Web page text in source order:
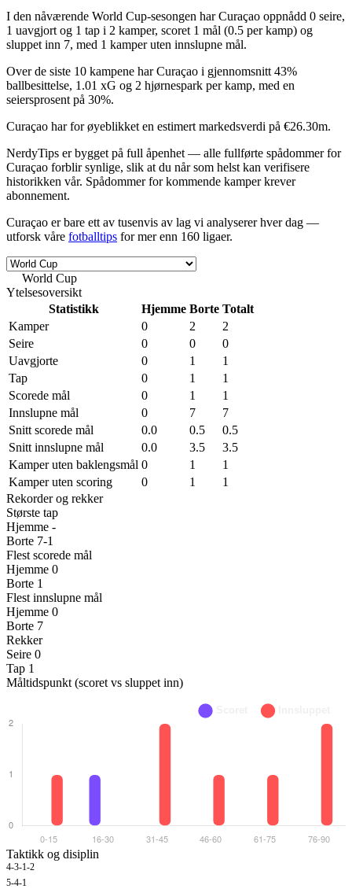
I den nåværende World Cup-sesongen har Curaçao oppnådd 0 seire,
1 uavgjort og 1 tap i 2 kamper, scoret 1 mål (0.5 per kamp) og
sluppet inn 7, med 1 kamper uten innslupne mål.
Over de siste 10 kampene har Curaçao i gjennomsnitt 43%
ballbesittelse, 1.01 xG og 2 hjørnespark per kamp, med en
seiersprosent på 30%.
Curaçao har for øyeblikket en estimert markedsverdi på €26.30m.
NerdyTips er bygget på full åpenhet — alle fullførte spådommer for
Curaçao forblir synlige, slik at du når som helst kan verifisere
historikken vår. Spådommer for kommende kamper krever
abonnement.
Curaçao er bare ett av tusenvis av lag vi analyserer hver dag —
utforsk våre fotballtips for mer enn 160 ligaer.
World Cup
Ytelsesoversikt
Statistikk
Hjemme Borte Totalt
Kamper
0 2
2
Seire
0 0
0
Uavgjorte
0 1
1
Tap
0 1
1
Scorede mål
0 1
1
Innslupne mål
0 7
7
Snitt scorede mål
0.0 0.5
0.5
Snitt innslupne mål
0.0 3.5
3.5
Kamper uten baklengsmål 0 1
1
Kamper uten scoring
0 1
1
Rekorder og rekker
Største tap
Hjemme -
Borte 7-1
Flest scorede mål
Hjemme 0
Borte 1
Flest innslupne mål
Hjemme 0
Borte 7
Rekker
Seire 0
Tap 1
Måltidspunkt (scoret vs sluppet inn)
Taktikk og disiplin
4-3-1-2
5-4-1